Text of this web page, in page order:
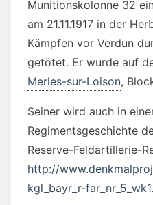
Munitionskolonne 32
am 21.11.1917 in der
Kämpfen vor Verdun
getötet. Er wurde auf
Merles-sur-Loison,
Seiner wird auch in
Regimentsgeschichte
Reserve-Feldartillerie-
http://
kgl_bayr_r-